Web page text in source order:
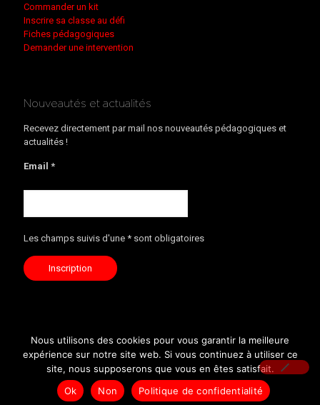
Commander un kit
Inscrire sa classe au défi
Fiches pédagogiques
Demander une intervention
Nouveautés et actualités
Recevez directement par mail nos nouveautés pédagogiques et
actualités !
Email *
Les champs suivis d'une * sont obligatoires
©Maud Fontenoy Foundation 2020
Nous utilisons des cookies pour vous garantir la meilleure
expérience sur notre site web. Si vous continuez à utiliser ce
site, nous supposerons que vous en êtes satisfait.
Ok
Non Politique de confidentialité